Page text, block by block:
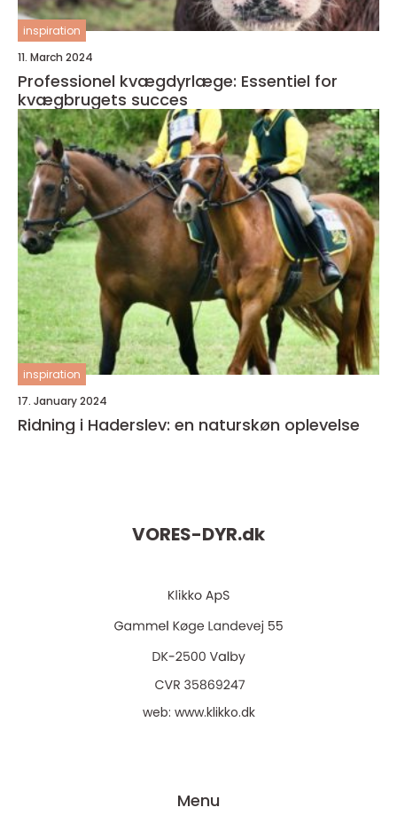
inspiration
11. March 2024
Professionel kvægdyrlæge: Essentiel for
kvægbrugets succes
inspiration
17. January 2024
Ridning i Haderslev: en naturskøn oplevelse
VORES-DYR.dk
web: www.klikko.dk
Menu